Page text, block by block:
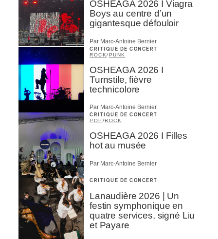
OSHEAGA 2026 I Viagra
Boys au centre d’un
gigantesque défouloir
Par Marc-Antoine Bernier
CRITIQUE DE CONCERT
ROCK/PUNK
OSHEAGA 2026 I
Turnstile, fièvre
technicolore
Par Marc-Antoine Bernier
CRITIQUE DE CONCERT
POP /ROCK
OSHEAGA 2026 I Filles
hot au musée
Par Marc-Antoine Bernier
CRITIQUE DE CONCERT
Lanaudière 2026 | Un
festin symphonique en
quatre services, signé Liu
et Payare